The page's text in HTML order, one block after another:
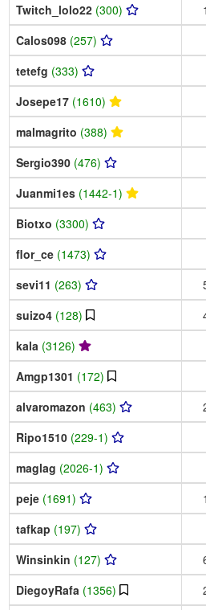
Twitch_lolo22 (300)
Calos098 (257)
tetefg (333)
Josepe17 (1610)
malmagrito (388)
Sergio390 (476)
Juanmi1es (1442-1)
Biotxo (3300)
flor_ce (1473)
sevi11 (263)
suizo4 (128)
kala (3126)
Amgp1301 (172)
alvaromazon (463)
Ripo1510 (229-1)
maglag (2026-1)
peje (1691)
tafkap (197)
Winsinkin (127)
DiegoyRafa (1356)